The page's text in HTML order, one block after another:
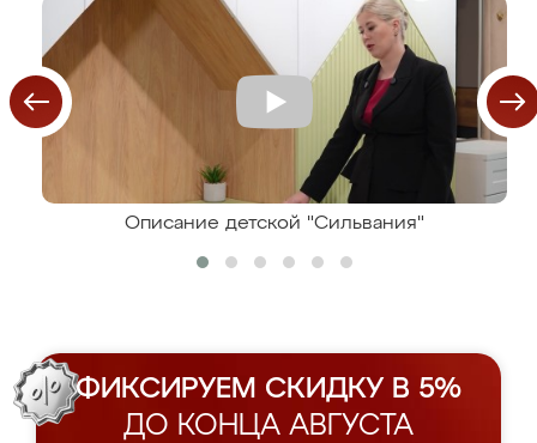
Описание детской "Сильвания"
ФИКСИРУЕМ СКИДКУ В 5%
ДО КОНЦА АВГУСТА